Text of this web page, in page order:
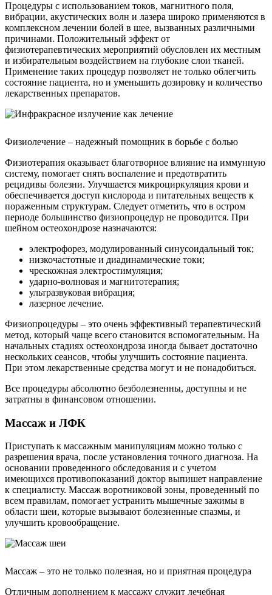
Процедуры с использованием токов, магнитного поля,
вибрации, акустических волн и лазера широко применяются в
комплексном лечении болей в шее, вызванных различными
причинами. Положительный эффект от
физиотерапевтических мероприятий обусловлен их местным
и избирательным воздействием на глубокие слои тканей.
Применение таких процедур позволяет не только облегчить
состояние пациента, но и уменьшить дозировку и количество
лекарственных препаратов.
Физиолечение – надежный помощник в борьбе с болью
Физиотерапия оказывает благотворное влияние на иммунную
систему, помогает снять воспаление и предотвратить
рецидивы болезни. Улучшается микроциркуляция крови и
обеспечивается доступ кислорода и питательных веществ к
пораженным структурам. Следует отметить, что в остром
периоде большинство физиопроцедур не проводится. При
шейном остеохондрозе назначаются:
электрофорез, модулированный синусоидальный ток;
низкочастотные и диадинамические токи;
чрескожная электростимуляция;
ударно-волновая и магнитотерапия;
ультразвуковая вибрация;
лазерное лечение.
Физиопроцедуры – это очень эффективный терапевтический
метод, который чаще всего становится вспомогательным. На
начальных стадиях остеохондроза иногда бывает достаточно
нескольких сеансов, чтобы улучшить состояние пациента.
При этом лекарственные средства могут и не понадобиться.
Все процедуры абсолютно безболезненны, доступны и не
затратны в финансовом отношении.
Массаж и ЛФК
Приступать к массажным манипуляциям можно только с
разрешения врача, после установления точного диагноза. На
основании проведенного обследования и с учетом
имеющихся противопоказаний доктор выпишет направление
к специалисту. Массаж воротниковой зоны, проведенный по
всем правилам, помогает устранить мышечные зажимы в
области шеи, которые вызывают болезненные спазмы, и
улучшить кровообращение.
Массаж – это не только полезная, но и приятная процедура
Отличным дополнением к массажу служит лечебная